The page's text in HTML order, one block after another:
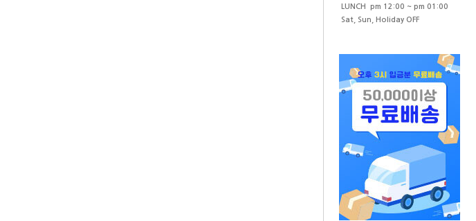
LUNCH pm 12:00 ~ pm 01:00
Sat, Sun, Holiday OFF